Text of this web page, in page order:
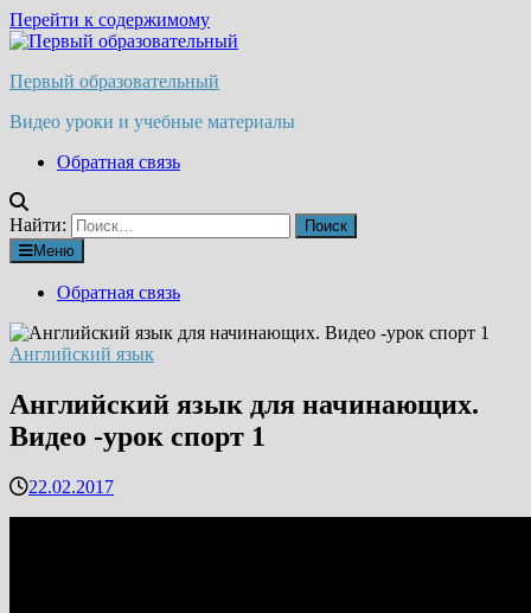
Перейти к содержимому
Первый образовательный
Видео уроки и учебные материалы
Обратная связь
Найти:
Меню
Обратная связь
Английский язык
Английский язык для начинающих.
Видео -урок спорт 1
22.02.2017